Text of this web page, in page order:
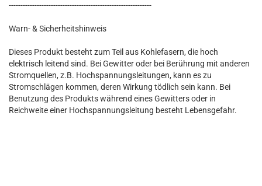
-------------------------------------------------------------
Warn- & Sicherheitshinweis
Dieses Produkt besteht zum Teil aus Kohlefasern, die hoch
elektrisch leitend sind. Bei Gewitter oder bei Berührung mit anderen
Stromquellen, z.B. Hochspannungsleitungen, kann es zu
Stromschlägen kommen, deren Wirkung tödlich sein kann. Bei
Benutzung des Produkts während eines Gewitters oder in
Reichweite einer Hochspannungsleitung besteht Lebensgefahr.